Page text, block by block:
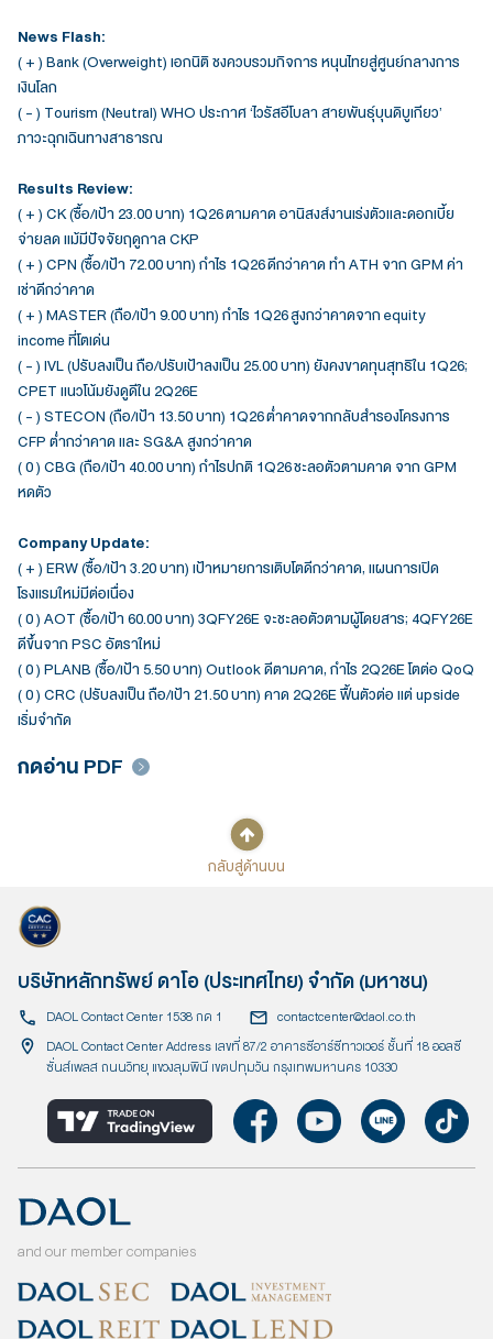
News Flash:
( + ) Bank (Overweight) เอกนิติ ชงควบรวมกิจการ หนุนไทยสู่ศูนย์กลางการ
เงินโลก
( - ) Tourism (Neutral) WHO ประกาศ ‘ไวรัสอีโบลา สายพันธุ์บุนดิบูเกียว’
ภาวะฉุกเฉินทางสาธารณ
Results Review:
( + ) CK (ซื้อ/เป้า 23.00 บาท) 1Q26 ตามคาด อานิสงส์งานเร่งตัวและดอกเบี้ย
จ่ายลด แม้มีปัจจัยฤดูกาล CKP
( + ) CPN (ซื้อ/เป้า 72.00 บาท) กำไร 1Q26 ดีกว่าคาด ทำ ATH จาก GPM ค่า
เช่าดีกว่าคาด
( + ) MASTER (ถือ/เป้า 9.00 บาท) กำไร 1Q26 สูงกว่าคาดจาก equity
income ที่โตเด่น
( - ) IVL (ปรับลงเป็น ถือ/ปรับเป้าลงเป็น 25.00 บาท) ยังคงขาดทุนสุทธิใน 1Q26;
CPET แนวโน้มยังดูดีใน 2Q26E
( - ) STECON (ถือ/เป้า 13.50 บาท) 1Q26 ต่ำคาดจากกลับสำรองโครงการ
CFP ต่ำกว่าคาด และ SG&A สูงกว่าคาด
( 0 ) CBG (ถือ/เป้า 40.00 บาท) กำไรปกติ 1Q26 ชะลอตัวตามคาด จาก GPM
หดตัว
Company Update:
( + ) ERW (ซื้อ/เป้า 3.20 บาท) เป้าหมายการเติบโตดีกว่าคาด, แผนการเปิด
โรงแรมใหม่มีต่อเนื่อง
( 0 ) AOT (ซื้อ/เป้า 60.00 บาท) 3QFY26E จะชะลอตัวตามผู้โดยสาร; 4QFY26E
ดีขึ้นจาก PSC อัตราใหม่
( 0 ) PLANB (ซื้อ/เป้า 5.50 บาท) Outlook ดีตามคาด, กำไร 2Q26E โตต่อ QoQ
( 0 ) CRC (ปรับลงเป็น ถือ/เป้า 21.50 บาท) คาด 2Q26E ฟื้นตัวต่อ แต่ upside
เริ่มจำกัด
กดอ่าน PDF
กลับสู่ด้านบน
บริษัทหลักทรัพย์ ดาโอ (ประเทศไทย) จำกัด (มหาชน)
DAOL Contact Center 1538 กด 1
contactcenter@daol.co.th
DAOL Contact Center Address เลขที่ 87/2 อาคารซีอาร์ซีทาวเวอร์ ชั้นที่ 18 ออลซี
ซั่นส์เพลส ถนนวิทยุ แขวงลุมพินี เขตปทุมวัน กรุงเทพมหานคร 10330
and our member companies